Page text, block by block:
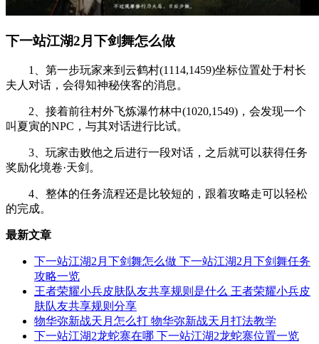
下一站江湖2月下剑舞怎么做
1、第一步玩家来到云鹤村(1114,1459)坐标位置处于村长
夫人对话，会得知神秘侠客的消息。
2、接着前往村外飞炼瀑竹林中(1020,1549)，会发现一个
叫夏寅的NPC，与其对话进行比试。
3、玩家击败他之后进行一段对话，之后就可以获得任务
奖励化境卷·天剑。
4、整体的任务流程还是比较短的，跟着攻略走可以轻松
的完成。
最新文章
下一站江湖2月下剑舞怎么做 下一站江湖2月下剑舞任务
攻略一览
王者荣耀小兵皮肤队友共享规则是什么 王者荣耀小兵皮
肤队友共享规则分享
物华弥新战天月怎么打 物华弥新战天月打法教学
下一站江湖2龙蛇寨在哪 下一站江湖2龙蛇寨位置一览